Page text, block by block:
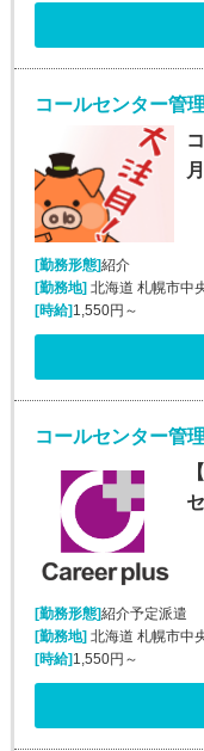
[勤務形態]紹介
[勤務地]北海道 札幌市中
[時給]1,550円～
[勤務形態]紹介予定派遣
[勤務地]北海道 札幌市中
[時給]1,550円～